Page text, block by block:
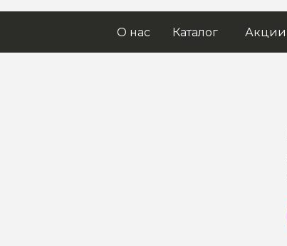
Каталог Акции
О нас